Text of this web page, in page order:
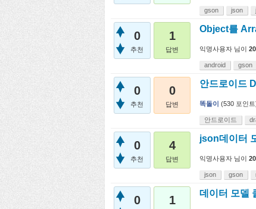
gson json
0
추천
1
답변
Object를
익명사용자 님이
android gson
0
추천
0
답변
안드로이드
똑돌이 (530 포인트
안드로이드
0
추천
4
답변
json데이터
익명사용자 님이
json gson
0 1
데이터 모델